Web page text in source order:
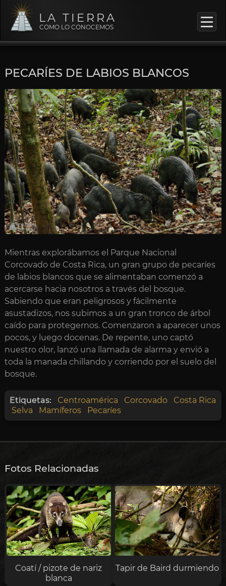
LA TIERRA
COMO LO CONOCEMOS
PECARÍES DE LABIOS BLANCOS
Mientras explorábamos el Parque Nacional
Corcovado de Costa Rica, un gran grupo de pecaríes
de labios blancos que se alimentaban comenzó a
acercarse hacia nosotros a través del bosque.
Sabiendo que eran peligrosos y fácilmente
asustadizos, nos subimos a un gran tronco de árbol
caído para protegernos. Comenzaron a aparecer unos
pocos, y luego docenas. De repente, uno captó
nuestro olor, lanzó una llamada de alarma y envió a
toda la manada chillando y corriendo por el suelo del
bosque.
Etiquetas: Centroamérica Corcovado
Costa Rica
Selva
Mamíferos Pecaríes
Fotos Relacionadas
Coatí / pizote de nariz
blanca
Tapir de Baird durmiendo